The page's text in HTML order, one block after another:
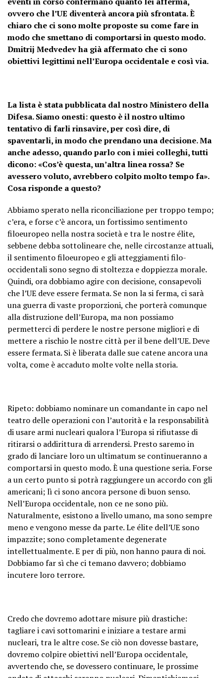
ovvero che l’UE diventerà ancora più sfrontata. È
chiaro che ci sono molte proposte su come fare in
modo che smettano di comportarsi in questo modo.
Dmitrij Medvedev ha già affermato che ci sono
obiettivi legittimi nell’Europa occidentale e così via.
La lista è stata pubblicata dal nostro Ministero della
Difesa. Siamo onesti: questo è il nostro ultimo
tentativo di farli rinsavire, per così dire, di
spaventarli, in modo che prendano una decisione. Ma
anche adesso, quando parlo con i miei colleghi, tutti
dicono: «Cos’è questa, un’altra linea rossa? Se
avessero voluto, avrebbero colpito molto tempo fa».
Cosa risponde a questo?
Abbiamo sperato nella riconciliazione per troppo tempo;
c’era, e forse c’è ancora, un fortissimo sentimento
filoeuropeo nella nostra società e tra le nostre élite,
sebbene debba sottolineare che, nelle circostanze attuali,
il sentimento filoeuropeo e gli atteggiamenti filo-
occidentali sono segno di stoltezza e doppiezza morale.
Quindi, ora dobbiamo agire con decisione, consapevoli
che l’UE deve essere fermata. Se non la si ferma, ci sarà
una guerra di vaste proporzioni, che porterà comunque
alla distruzione dell’Europa, ma non possiamo
permetterci di perdere le nostre persone migliori e di
mettere a rischio le nostre città per il bene dell’UE. Deve
essere fermata. Si è liberata dalle sue catene ancora una
volta, come è accaduto molte volte nella storia.
Ripeto: dobbiamo nominare un comandante in capo nel
teatro delle operazioni con l’autorità e la responsabilità
di usare armi nucleari qualora l’Europa si rifiutasse di
ritirarsi o addirittura di arrendersi. Presto saremo in
grado di lanciare loro un ultimatum se continueranno a
comportarsi in questo modo. È una questione seria. Forse
a un certo punto si potrà raggiungere un accordo con gli
americani; lì ci sono ancora persone di buon senso.
Nell’Europa occidentale, non ce ne sono più.
Naturalmente, esistono a livello umano, ma sono sempre
meno e vengono messe da parte. Le élite dell’UE sono
impazzite; sono completamente degenerate
intellettualmente. E per di più, non hanno paura di noi.
Dobbiamo far sì che ci temano davvero; dobbiamo
incutere loro terrore.
Credo che dovremo adottare misure più drastiche:
tagliare i cavi sottomarini e iniziare a testare armi
nucleari, tra le altre cose. Se ciò non dovesse bastare,
dovremo colpire obiettivi nell’Europa occidentale,
avvertendo che, se dovessero continuare, le prossime